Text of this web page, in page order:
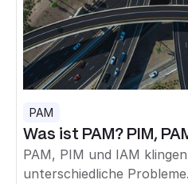
PAM
Was ist PAM? PIM,
PAM, PIM und IAM
unterschiedliche